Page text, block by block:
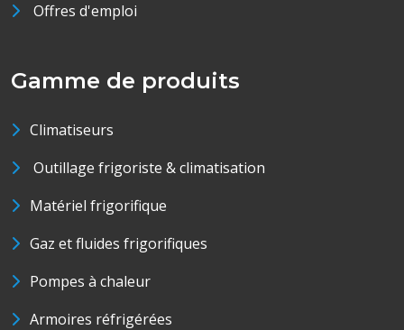
Offres d'emploi
Gamme de produits
Climatiseurs
Outillage frigoriste & climatisation
Matériel frigorifique
Gaz et fluides frigorifiques
Pompes à chaleur
Armoires réfrigérées